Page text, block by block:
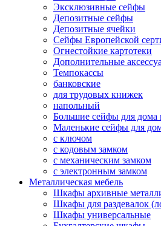
Эксклюзивные сейфы
Депозитные сейфы
Депозитные ячейки
Сейфы Европейской
Огнестойкие картотеки
Дополнительные
Темпокассы
банковские
для трудовых книжек
напольный
Большие сейфы для дома
Маленькие сейфы для
с ключом
с кодовым замком
с механическим замком
с электронным замком
Металлическая мебель
Шкафы архивные
Шкафы для раздевалок
Шкафы универсальные